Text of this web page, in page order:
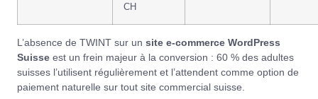
CH
L’absence de TWINT sur un site e-commerce WordPress
Suisse est un frein majeur à la conversion : 60 % des adultes
suisses l’utilisent régulièrement et l’attendent comme option de
paiement naturelle sur tout site commercial suisse.